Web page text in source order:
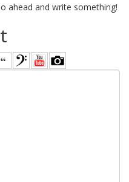
ahead and write something!